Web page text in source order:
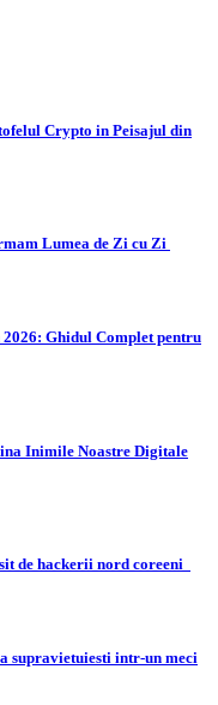
Crypto in Peisajul din
Lumea de Zi cu Zi
Ghidul Complet pentru
Inimile Noastre Digitale
de hackerii nord coreeni
supravietuiesti intr-un meci